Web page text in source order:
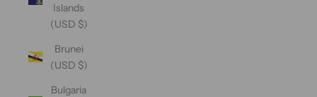
Islands
(USD $)
Brunei
(USD $)
Bulgaria